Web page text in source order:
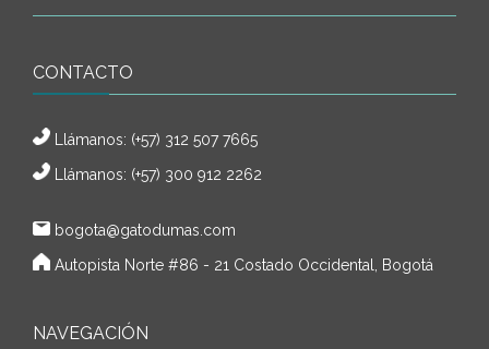
CONTACTO
Llámanos: (+57) 312 507 7665
Llámanos: (+57) 300 912 2262
bogota@gatodumas.com
Autopista Norte #86 - 21 Costado Occidental, Bogotá
NAVEGACIÓN